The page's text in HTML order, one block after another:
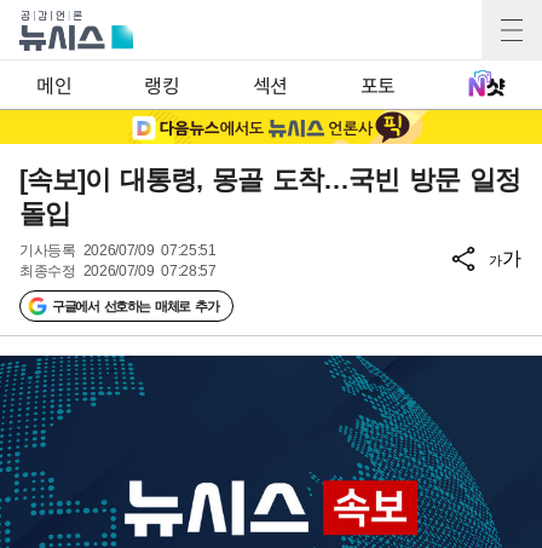
메인 랭킹 섹션 포토
[속보]이 대통령, 몽골 도착…국빈 방문 일정
돌입
기사등록 2026/07/09 07:25:51
최종수정 2026/07/09 07:28:57
구글에서 선호하는 매체로 추가
가가